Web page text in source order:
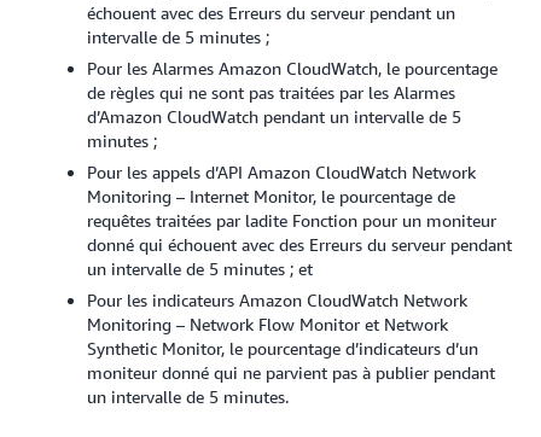
échouent avec des Erreurs du serveur pendant un
intervalle de 5 minutes ;
Pour les Alarmes Amazon CloudWatch, le pourcentage
de règles qui ne sont pas traitées par les Alarmes
d’Amazon CloudWatch pendant un intervalle de 5
minutes ;
Pour les appels d’API Amazon CloudWatch Network
Monitoring – Internet Monitor, le pourcentage de
requêtes traitées par ladite Fonction pour un moniteur
donné qui échouent avec des Erreurs du serveur pendant
un intervalle de 5 minutes ; et
Pour les indicateurs Amazon CloudWatch Network
Monitoring – Network Flow Monitor et Network
Synthetic Monitor, le pourcentage d’indicateurs d’un
moniteur donné qui ne parvient pas à publier pendant
un intervalle de 5 minutes.